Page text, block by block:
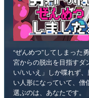
“ぜんめつ”してしまった
宮からの脱出を目指すダ
い/いいえ」しか喋れず
い人形になっていて、
選ぶのは、あなたです。